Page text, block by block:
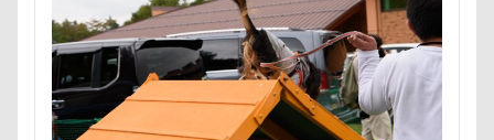
短冊に願いごと書いったー
犬の系統図
犬用御節
犬用ケーキ 犬歯 犬服
犬旅本
犬と泊まれる宿
玉ボケ
犬から訊いた「お留守番
特集
牛革鑑札入れ 牛乳屋